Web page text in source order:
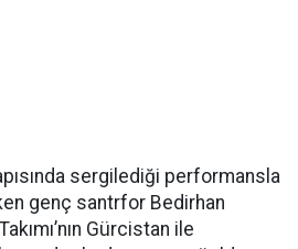
sergilediği performansla
genç santrfor Bedirhan
Gürcistan ile